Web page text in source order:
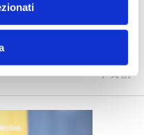
-"Speed me", "Follow
chiave con cui cui